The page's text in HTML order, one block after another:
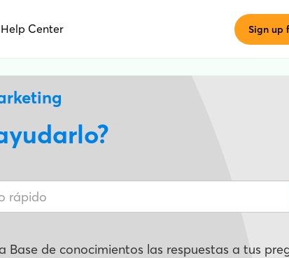
Help Center Sign up
de conocimientos las respuestas a tus